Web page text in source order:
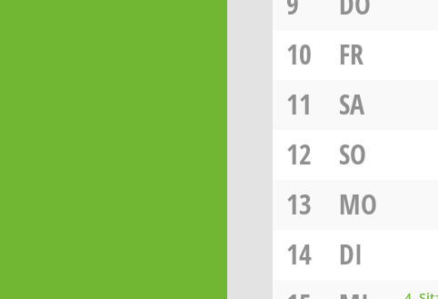
10
FR
11
SA
12
SO
13
MO
14
DI